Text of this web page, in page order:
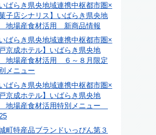
いばらき県央地域連携中枢都市圏×
子店シナリス】いばらき県央地
地場産食材活用 新商品情報
いばらき県央地域連携中枢都市圏×
京成ホテル】いばらき県央地
地場産食材活用 ６～８月限定
メニュー
いばらき県央地域連携中枢都市圏×
京成ホテル】いばらき県央地
場産食材活用特別メニュー
町特産品ブランドいっぴん第３